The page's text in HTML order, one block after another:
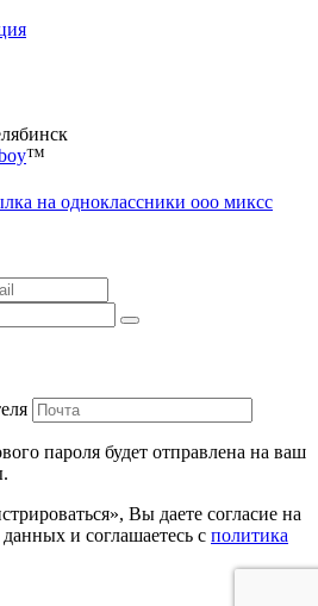
™
пароля будет отправлена ​​на ваш
Вы даете согласие на
и соглашаетесь с политика